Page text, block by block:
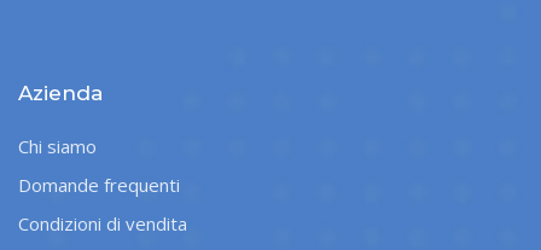
Azienda
Chi siamo
Domande frequenti
Condizioni di vendita